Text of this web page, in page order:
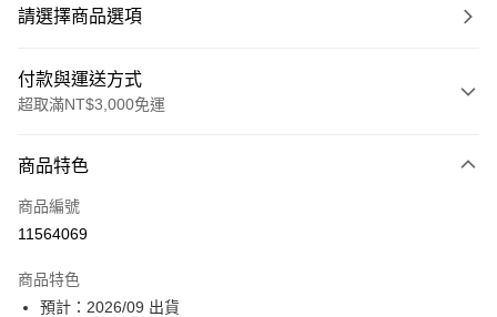
請選擇商品選項
付款與運送方式
超取滿NT$3,000免運
信用卡一次付款
超商取貨付款
ATM付款
商品特色
商品編號
11564069
商品特色
預計：2026/09 出貨